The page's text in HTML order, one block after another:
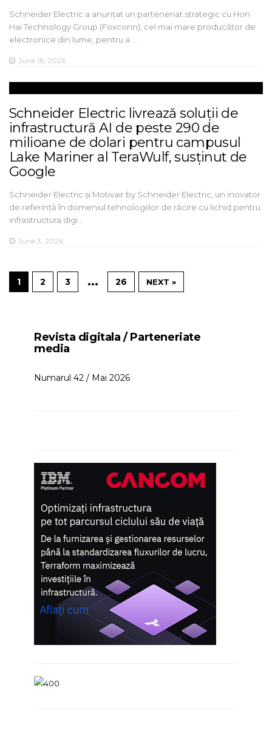
Schneider Electric a anunțat un parteneriat strategic cu Hon
Hai Technology Group (Foxconn), cel mai mare producător de
electronice din lume, pentru a …
June 16, 2026
Schneider Electric livrează soluții de
infrastructură AI de peste 290 de
milioane de dolari pentru campusul
Lake Mariner al TeraWulf, susținut de
Google
Schneider Electric și Motivair by Schneider Electric, un inovator
de referință în domeniul tehnologiilor de răcire cu lichid pentru
infrastructura digi…
June 3, 2026
1 2 3 … 26 NEXT »
Revista digitala / Parteneriate
media
Numarul 42 / Mai 2026